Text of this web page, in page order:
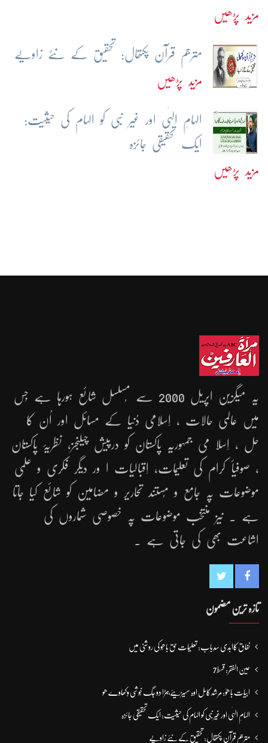
مزید پڑھیں
مترجم قرآن پکتھال: تحقیق کے نئے زاویے
مزید پڑھیں
الہامِ الہٰی اور غیر نبی کو الہام کی حیثیت:
ایک تحقیقی جائزہ
مزید پڑھیں
یہ میگزین اپریل 2000 سے مُسلسل شائع ہورہا ہے جِس
میں عالمی حالات ، اِسلامی دُنیا کے مسائل اور اُن کا
حل ، اِسلا می جمہوریّہ پاکستان کو درپیش چیلنجز، نظریۂ پاکستان
، صوفیأ کرام کی تعلیمات، اِقبالیات ا ور دیگر فکری و علمی
موضوعات پہ جامع و مُستند تحاریر و مضامین کو شائع کیا جاتا
ہے ۔ نیز منتخب موضوعات پہ خصوصی شماروں کی
اشاعت بھی کی جاتی ہے ۔
تازہ ترین مضمون
نفاق کاابدی سدِباب: تعلیمات حق باھُو کی روشنی میں
عین الفقر: قسط7
ابیات باھوؒ: مُرشد کامِل اوہ سہیڑیئے جہڑا دو جگ خُوشی وِکھاوے ھو
الہامِ الہٰی اور غیر نبی کو الہام کی حیثیت: ایک تحقیقی جائزہ
مترجم قرآن پکتھال: تحقیق کے نئے زاویے